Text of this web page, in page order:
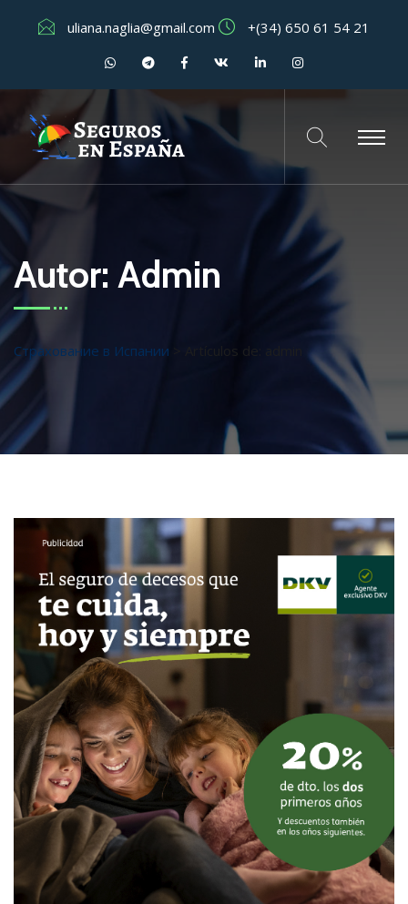
uliana.naglia@gmail.com +(34) 650 61 54 21
Autor: Admin
Страхование в Испании Artículos de: admin